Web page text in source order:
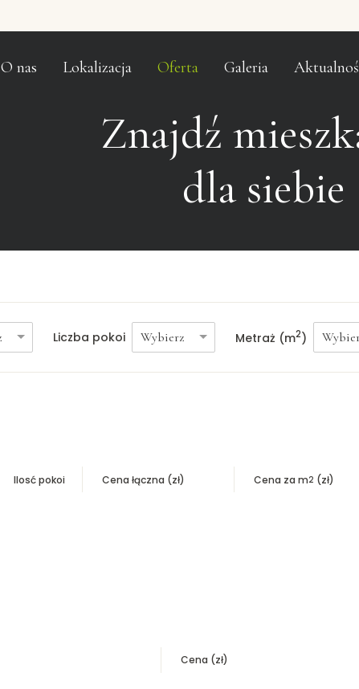
O nas Lokalizacja Oferta Galeria
Znajdź
dla siebie
Liczba pokoi Metraż (m2)
Ilosć pokoi Cena łączna (zł) Cena za m2 (zł)
Cena (zł)